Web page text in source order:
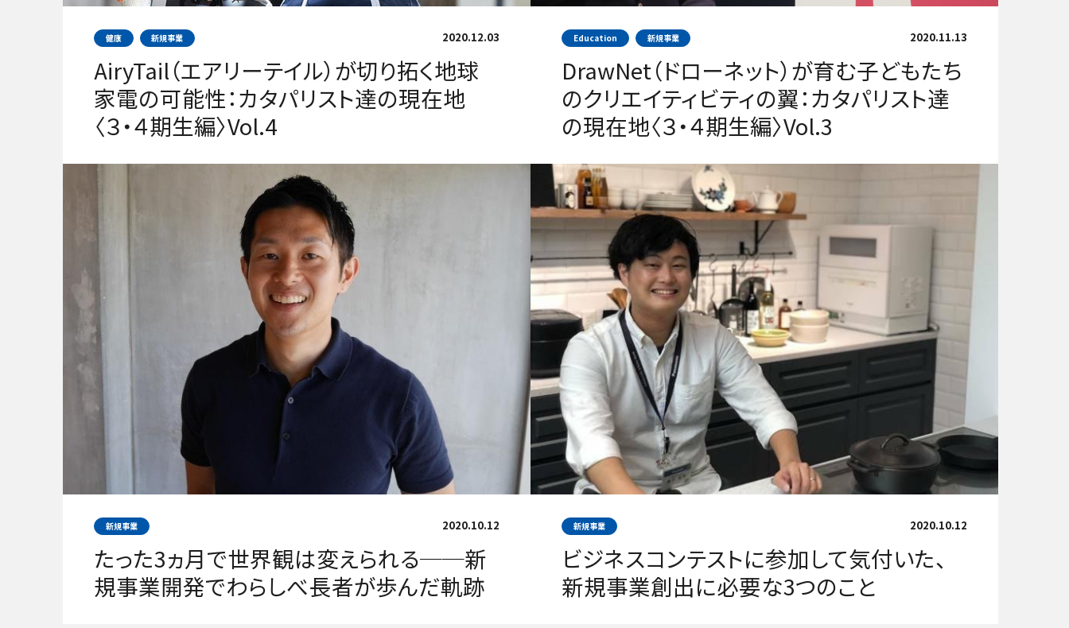
健康 新規事業
AiryTail（エアリーテイル）が切り拓く地球
家電の可能性：カタパリスト達の現在地
〈３・４期生編〉Vol.4
2020.12.03 Education 新規事業
DrawNet（ドローネット）が育む子どもたち
のクリエイティビティの翼：カタパリスト達
の現在地〈３・４期生編〉Vol.3
2020.11.13
新規事業
たった3ヵ月で世界観は変えられる──新
規事業開発でわらしべ長者が歩んだ軌跡
2020.10.12 新規事業
ビジネスコンテストに参加して気付いた、
新規事業創出に必要な3つのこと
2020.10.12